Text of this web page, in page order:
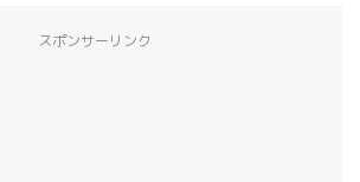
スポンサーリンク